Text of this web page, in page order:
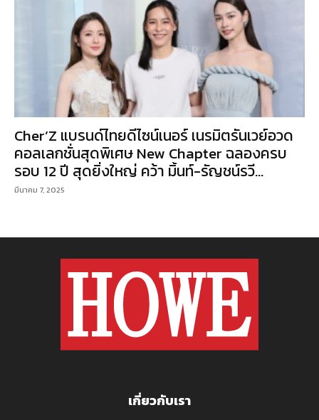
Cher’Z แบรนด์ไทยดีไซน์เนอร์ เนรมิตรันเวย์อวด
คอลเลกชั่นสุดพิเศษ New Chapter ฉลองครบ
รอบ 12 ปี สุดยิ่งใหญ่ คว้า มิ้นท์-รัญชน์รวี...
มีนาคม 7, 2025
เกี่ยวกับเรา